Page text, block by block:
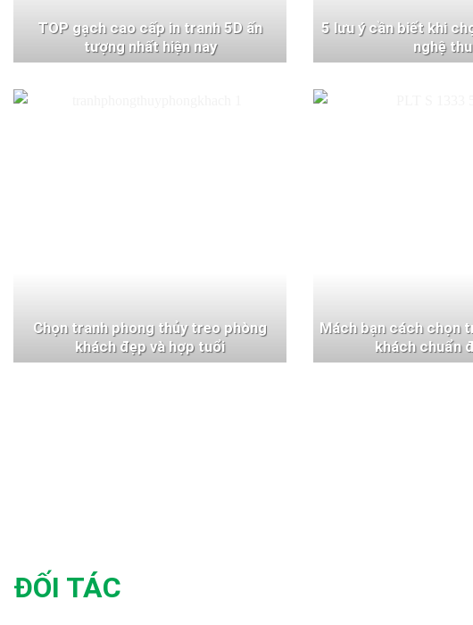
TOP gạch cao cấp in tranh 5D ấn
tượng nhất hiện nay
5 lưu ý cần biết khi
nghệ
Chọn tranh phong thủy treo phòng
khách đẹp và hợp tuổi
Mách bạn cách chọn
khách chuẩn
ĐỐI TÁC